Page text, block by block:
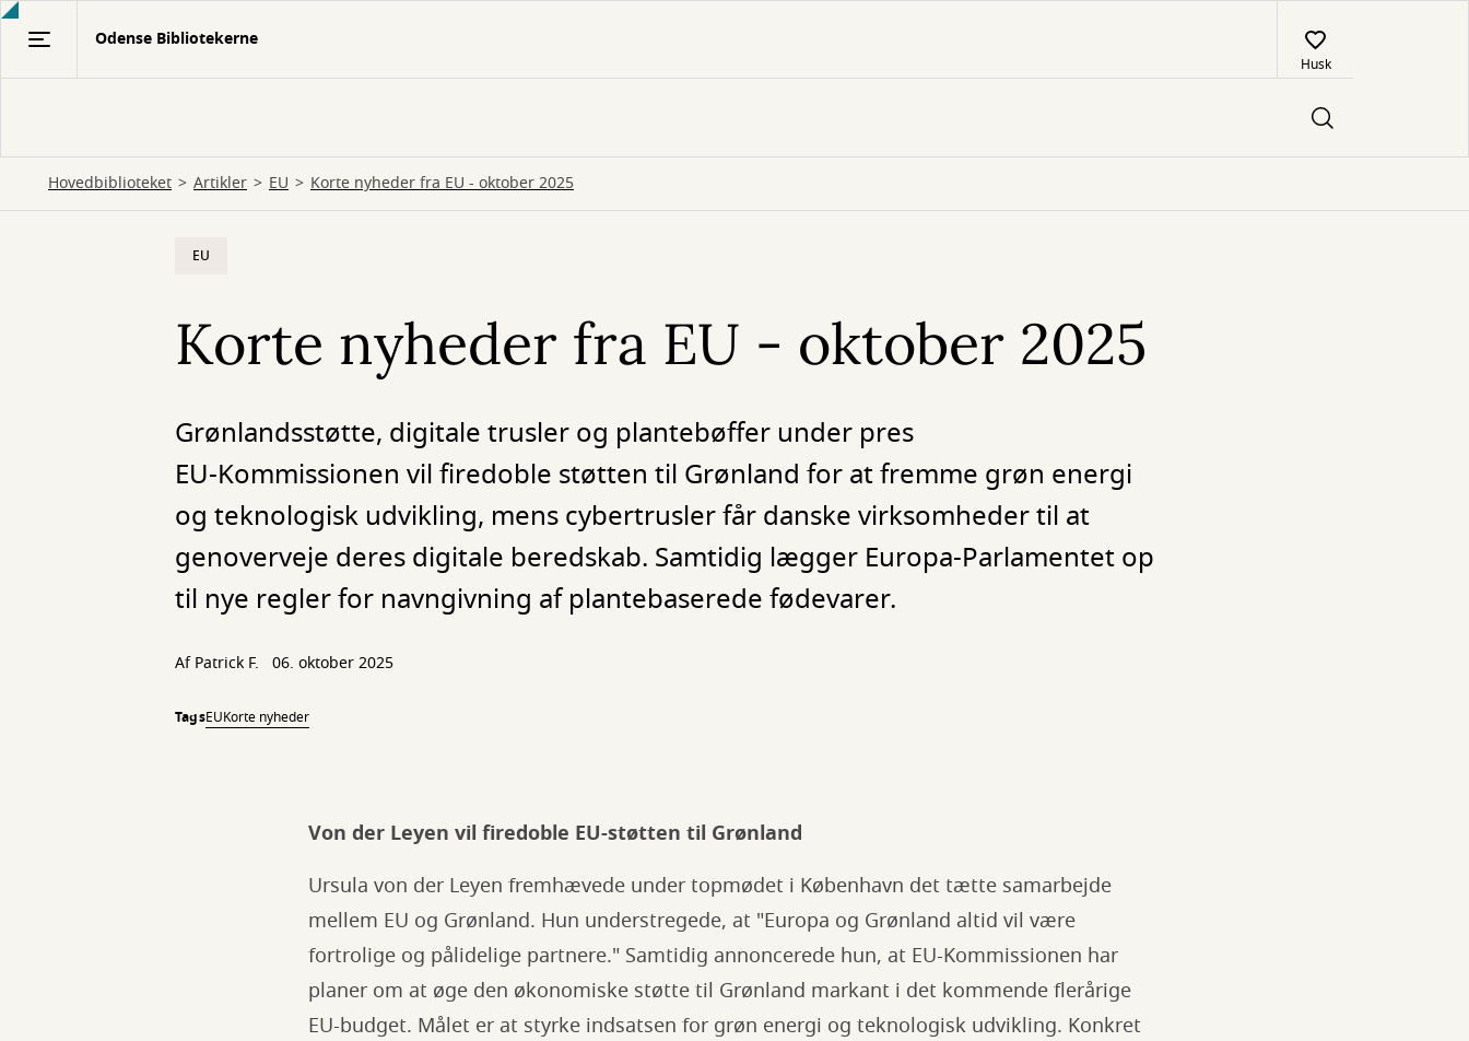
Gå
Odense Bibliotekerne
Husk
Hovedbiblioteket Artikler EU Korte nyheder fra EU - oktober 2025
EU
Korte nyheder fra EU - oktober 2025
Grønlandsstøtte, digitale trusler og plantebøffer under pres
EU-Kommissionen vil firedoble støtten til Grønland for at fremme grøn energi
og teknologisk udvikling, mens cybertrusler får danske virksomheder til at
genoverveje deres digitale beredskab. Samtidig lægger Europa-Parlamentet op
til nye regler for navngivning af plantebaserede fødevarer.
AfPatrick F. 06. oktober 2025
TagsEUKorte nyheder
Von der Leyen vil firedoble EU-støtten til Grønland
Ursula von der Leyen fremhævede under topmødet i København det tætte samarbejde
mellem EU og Grønland. Hun understregede, at "Europa og Grønland altid vil være
fortrolige og pålidelige partnere." Samtidig annoncerede hun, at EU-Kommissionen har
planer om at øge den økonomiske støtte til Grønland markant i det kommende flerårige
EU-budget. Målet er at styrke indsatsen for grøn energi og teknologisk udvikling. Konkret